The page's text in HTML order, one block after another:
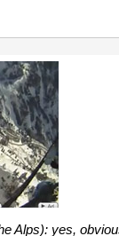
Alps): yes,